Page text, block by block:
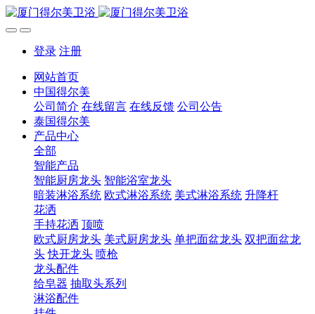
登录 注册
网站首页
中国得尔美
公司简介 在线留言 在线反馈 公司公告
泰国得尔美
产品中心
全部
智能产品
智能厨房龙头 智能浴室龙头
暗装淋浴系统 欧式淋浴系统 美式淋浴系统 升降杆
花洒
手持花洒 顶喷
欧式厨房龙头 美式厨房龙头 单把面盆龙头 双把面盆龙
头 快开龙头 喷枪
龙头配件
给皂器 抽取头系列
淋浴配件